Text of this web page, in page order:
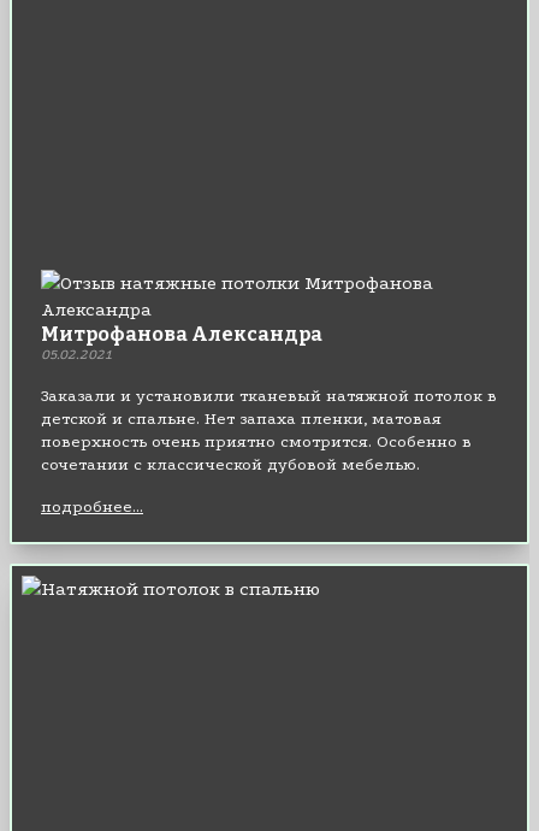
Митрофанова Александра
05.02.2021
Заказали и установили тканевый натяжной потолок в
детской и спальне. Нет запаха пленки, матовая
поверхность очень приятно смотрится. Особенно в
сочетании с классической дубовой мебелью.
подробнее...